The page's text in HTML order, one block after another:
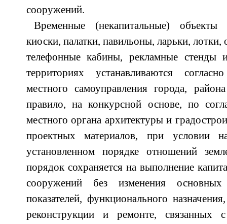
сооружений.
Временные (некапитальные) объекты
киоски, палатки, павильоны, ларьки,
телефонные кабины, рекламные стенды
территориях устанавливаются
местного самоуправления города,
правило, на конкурсной основе, по
местного органа архитектуры и
проектных материалов, при условии
установленном порядке отношений
порядок сохраняется на выполнение
сооружений без изменения основных
показателей, функционального
реконструкции и ремонте, связанных